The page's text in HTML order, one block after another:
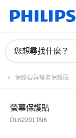
您想尋找什麼？
保護套與螢幕保護貼
螢幕保護貼
DLK2201T/96